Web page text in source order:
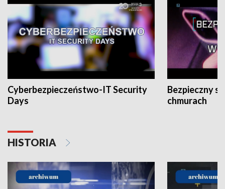
Cyberbezpieczeństwo-IT Security
Days
Bezpieczny
chmurach
HISTORIA